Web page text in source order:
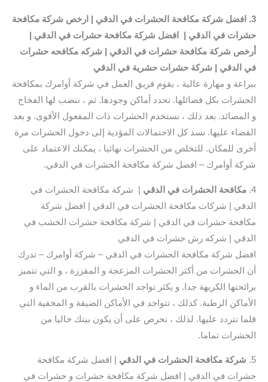
3. افضل شركة مكافحة الحشرات في الدقي | ارخص شركة مكافحة
حشرات في الدقي | افضل شركة مكافحة حشرات في الدقي |
أرخص شركة مكافحة حشرات في الدقي | شركه مكافحه حشرات
في الدقي | شركة حشرات حشرية في الدقي
ببراعة و مهارة عالية ، يقوم فريق العمل في شركة أوامرك بمكافحة
الحشرات بكل فصائلها. نحدد أماكن وجودها. ثم ، ننصب لها الفخاج
و المصائد. بعد ذلك ، نستخدم الحشرات ذات المفعول الأقوى. و بعد
القضاء عليها. نسد كل الاحتمالات المؤدية إلى دخول الحشرات مرة
أخرى للمكان. للتخلص من الحشرات نهائيا ، يمكنك الاعتماد على
شركة أوامرك – افضل شركة مكافحة الحشرات في الدقي.
4. مكافحة الحشرات في الدقي | شركة مكافحة الحشرات في
الدقي | شركات مكافحة الحشرات في الدقي | افضل شركة
مكافحة حشرات في الدقي | شركة مكافحة حشرات الخشب في
الدقي | شركه رش حشرات في الدقي
افضل شركة مكافحة الحشرات في الدقي – شركة أوامرك – تدرك
أن الحشرات من أكثر الحشرات المزعجة و المقززة ، و التي تتميز
برائحتها الكريهة جدا. و يكثر تواجد الحشرات بالقرب من الماء و
الأماكن الرطبة. كذلك ، تتواجد في الأماكن الضيقة و المخفية التي
قلما نتردد عليها. لذلك ، نحرص على أن يكون بيتك خاليا من
الحشرات تماما.
5. شركة مكافحة الحشرات في الدقي | افضل شركة مكافحة
حشرات في الدقي | افضل شركة مكافحة حشرات و حشرات في